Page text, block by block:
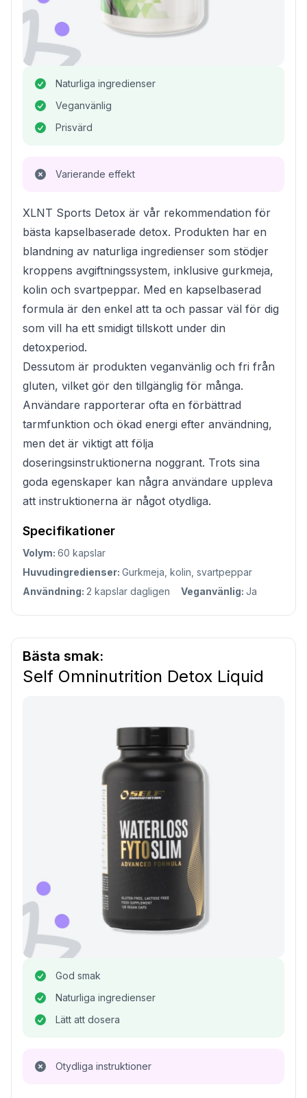
Naturliga ingredienser
Veganvänlig
Prisvärd
Varierande effekt
XLNT Sports Detox är vår rekommendation för
bästa kapselbaserade detox. Produkten har en
blandning av naturliga ingredienser som stödjer
kroppens avgiftningssystem, inklusive gurkmeja,
kolin och svartpeppar. Med en kapselbaserad
formula är den enkel att ta och passar väl för dig
som vill ha ett smidigt tillskott under din
detoxperiod.
Dessutom är produkten veganvänlig och fri från
gluten, vilket gör den tillgänglig för många.
Användare rapporterar ofta en förbättrad
tarmfunktion och ökad energi efter användning,
men det är viktigt att följa
doseringsinstruktionerna noggrant. Trots sina
goda egenskaper kan några användare uppleva
att instruktionerna är något otydliga.
Specifikationer
Volym: 60 kapslar
Huvudingredienser: Gurkmeja, kolin, svartpeppar
Användning: 2 kapslar dagligen Veganvänlig: Ja
Bästa smak:
Self Omninutrition Detox Liquid
God smak
Naturliga ingredienser
Lätt att dosera
Otydliga instruktioner